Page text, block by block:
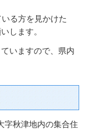
る方を見かけた
します。
いますので、県内
字秋津地内の集合住